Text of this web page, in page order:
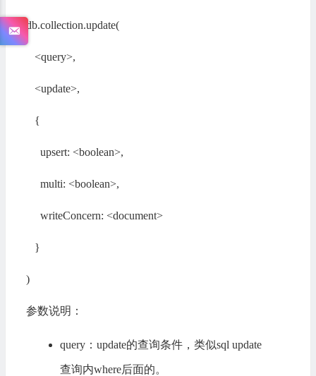
db.collection.update(
<query>,
<update>,
{
upsert: <boolean>,
multi: <boolean>,
writeConcern: <document>
}
)
参数说明：
query：update的查询条件，类似sql update
查询内where后面的。